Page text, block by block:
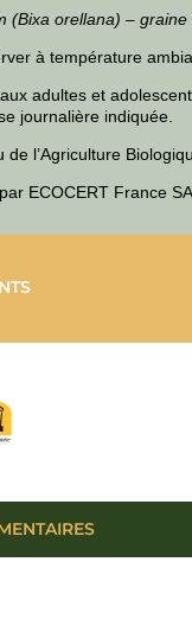
(Bixa orellana) –
à température
adultes et
journalière indiquée.
l’Agriculture
ECOCERT France